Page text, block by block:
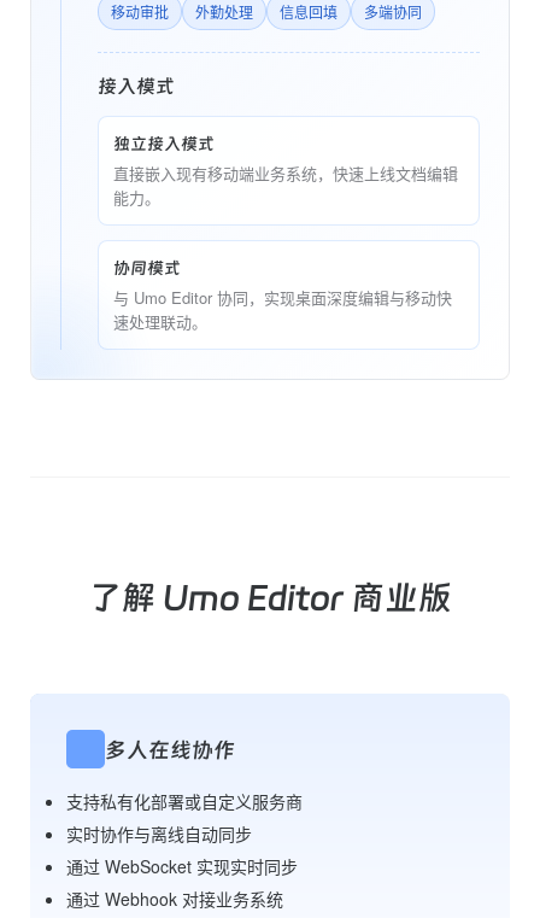
移动审批 外勤处理 信息回填 多端协同
接入模式
独立接入模式
直接嵌入现有移动端业务系统，快速上线文档编辑
能力。
协同模式
与 Umo Editor 协同，实现桌面深度编辑与移动快
速处理联动。
了解 Umo Editor 商业版
多人在线协作
支持私有化部署或自定义服务商
实时协作与离线自动同步
通过 WebSocket 实现实时同步
通过 Webhook 对接业务系统